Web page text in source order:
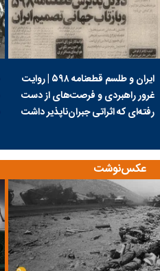
ایران و طلسم قطعنامه ۵۹۸ | روایت
غرور راهبردی و فرصت‌های از دست
رفته‌ای که اثراتی جبران‌ناپذیر داشت
عکس‌نوشت